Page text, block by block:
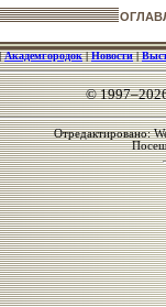
Академгородок|Новости|
©
Отредактировано: